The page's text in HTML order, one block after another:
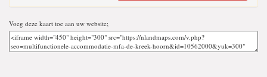
Voeg deze kaart toe aan uw website;